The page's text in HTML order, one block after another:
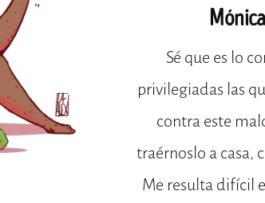
Sé que es lo
privilegiadas las
contra este
traérnoslo a casa,
Me resulta difícil